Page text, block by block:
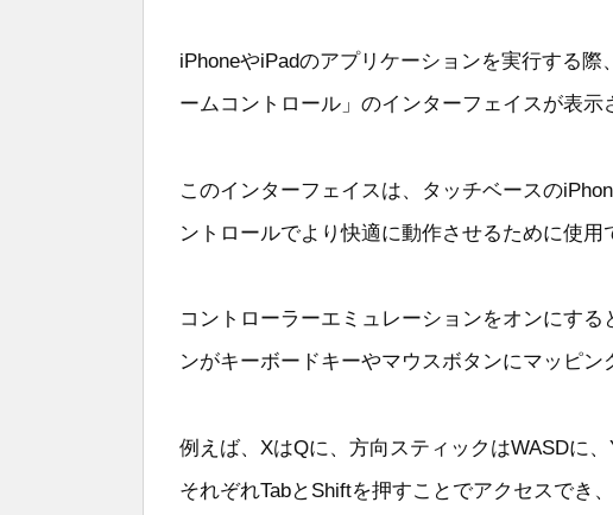
iPhoneやiPadのアプリケーションを実行する
ームコントロール」のインターフェイスが表示
このインターフェイスは、タッチベースの
ントロールでより快適に動作させるために使用
コントローラーエミュレーションをオンにす
ンがキーボードキーやマウスボタンにマッピン
例えば、XはQに、方向スティックはWASDに
それぞれTabとShiftを押すことでアクセスでき